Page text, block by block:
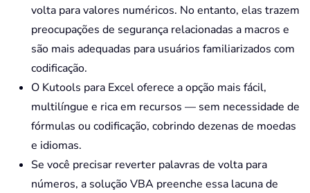
For i = 0 To UBound( parts)
If x.exists(parts(i))
Then
            val
= x(parts(i))
If current
                    current
=
Case Is >= 1000
                    total
= total
                    current
=
volta para valores numéricos. No entanto, elas trazem
preocupações de segurança relacionadas a macros e
são mais adequadas para usuários familiarizados com
codificação.
O Kutools para Excel oferece a opção mais fácil,
multilíngue e rica em recursos — sem necessidade de
fórmulas ou codificação, cobrindo dezenas de moedas
e idiomas.
Se você precisar reverter palavras de volta para
números, a solução VBA preenche essa lacuna de